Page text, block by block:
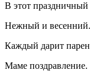
В этот
Нежный и
Каждый
Маме поздравление.